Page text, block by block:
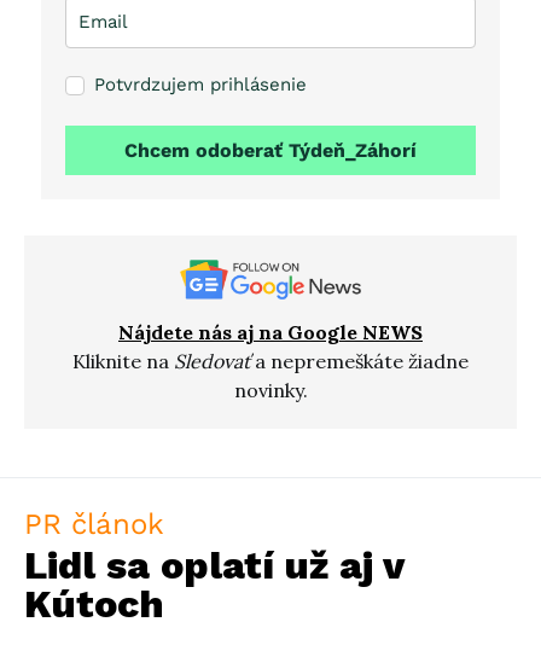
Potvrdzujem prihlásenie
Chcem odoberať Týdeň_Záhorí
Nájdete nás aj na Google NEWS
Kliknite na Sledovaťa nepremeškáte žiadne
novinky.
PR článok
Lidl sa oplatí už aj v
Kútoch